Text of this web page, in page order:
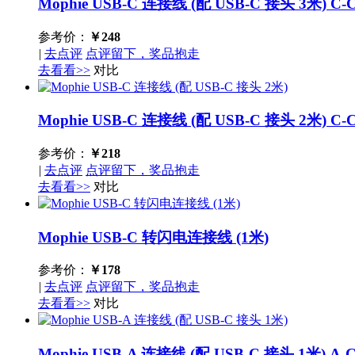
Mophie USB-C 连接线 (配 USB-C 接头 3米) C-
参考价： ￥248
| 去点评 点评留下，奖品抱走
去看看>> 对比
Mophie USB-C 连接线 (配 USB-C 接头 2米) C-
参考价： ￥218
| 去点评 点评留下，奖品抱走
去看看>> 对比
Mophie USB-C 转闪电连接线 (1米)
参考价： ￥178
| 去点评 点评留下，奖品抱走
去看看>> 对比